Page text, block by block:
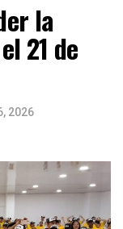
la
21 de
2026